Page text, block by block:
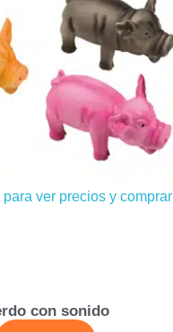
para ver precios y comprar
con sonido